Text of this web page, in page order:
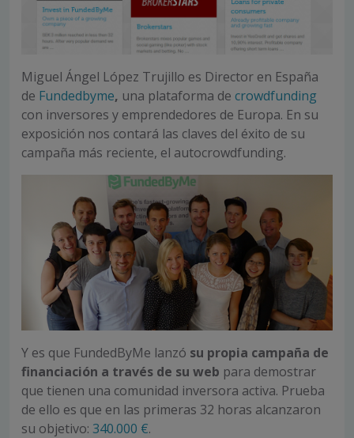
Miguel Ángel López Trujillo es Director en España
de Fundedbyme, una plataforma de crowdfunding
con inversores y emprendedores de Europa. En su
exposición nos contará las claves del éxito de su
campaña más reciente, el autocrowdfunding.
Y es que FundedByMe lanzó su propia campaña de
financiación a través de su web para demostrar
que tienen una comunidad inversora activa. Prueba
de ello es que en las primeras 32 horas alcanzaron
su objetivo: 340.000 €.